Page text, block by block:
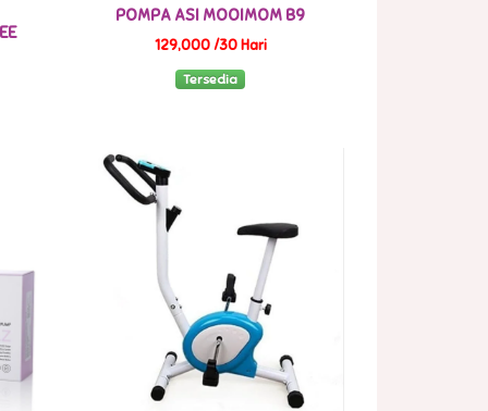
POMPA ASI MOOIMOM B9
129,000 /30 Hari
Tersedia